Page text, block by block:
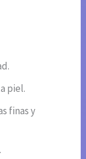
piel.
finas y